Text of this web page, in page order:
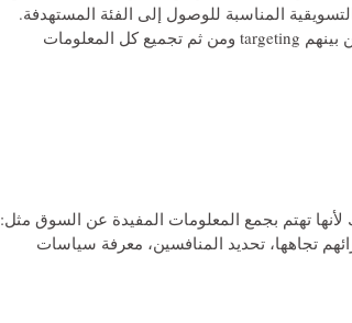
المناسبة للوصول إلى الفئة المستهدفة.
تشريح السوق segmentation إلى فئات متعددة واختيار فئة من بينهم targeting ومن ثم تجميع كل المعلومات
لأنها تهتم بجمع المعلومات المفيدة عن السوق مثل:
تجاهها، تحديد المنافسين، معرفة سياسات